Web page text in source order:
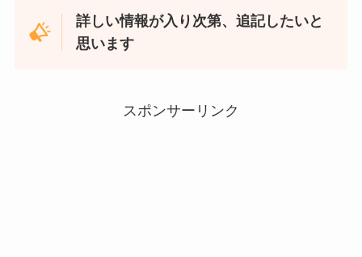
詳しい情報が入り次第、追記したいと
思います
スポンサーリンク